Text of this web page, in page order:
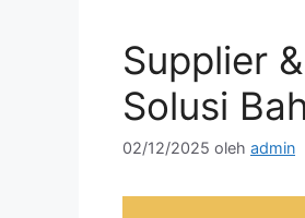
Supplier
Solusi
02/12/2025 oleh admin